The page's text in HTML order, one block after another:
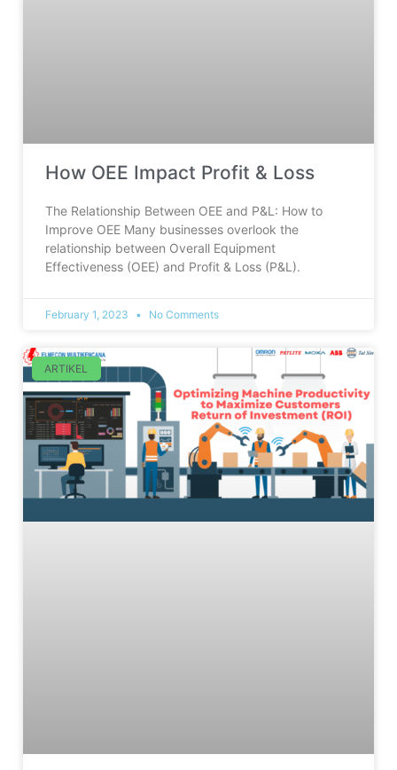
How OEE Impact Profit & Loss
The Relationship Between OEE and P&L: How to
Improve OEE Many businesses overlook the
relationship between Overall Equipment
Effectiveness (OEE) and Profit & Loss (P&L).
February 1, 2023 No Comments
ARTIKEL